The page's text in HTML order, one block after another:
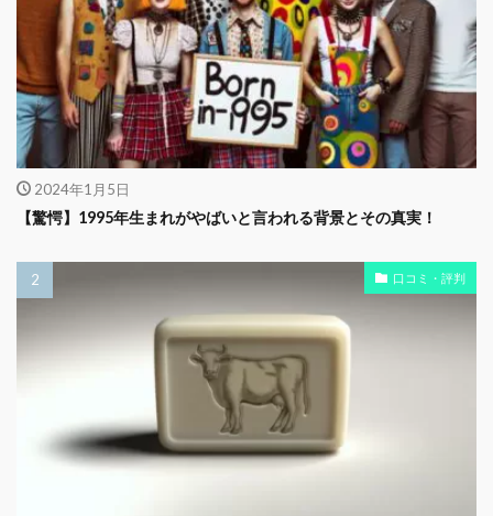
2024年1月5日
【驚愕】1995年生まれがやばいと言われる背景とその真実！
口コミ・評判